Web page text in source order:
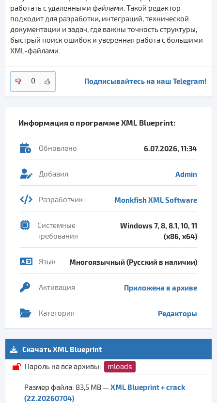
работать с удаленными файлами. Такой редактор
подходит для разработки, интеграций, технической
документации и задач, где важны точность структуры,
быстрый поиск ошибок и уверенная работа с большими
XML-файлами.
0 Подписывайтесь на наш Telegram!
Информация о программеXML Blueprint:
Обновлено 6.07.2026, 11:34
Добавил Admin
Разработчик Monkfish XML Software
Системные
требования
Windows 7, 8, 8.1, 10, 11
(x86, x64)
Язык Многоязычный (Русский в наличии)
Активация Приложена в архиве
Категория Редакторы
Скачать XML Blueprint
Пароль на все архивы:
mloads
Размер файла: 83,5 MB —XML Blueprint + crack
(22.20260704)